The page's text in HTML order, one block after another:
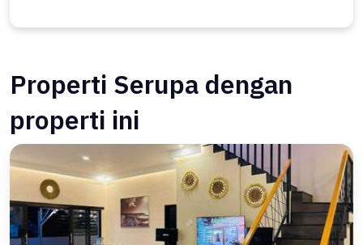
Properti Serupa dengan
properti ini